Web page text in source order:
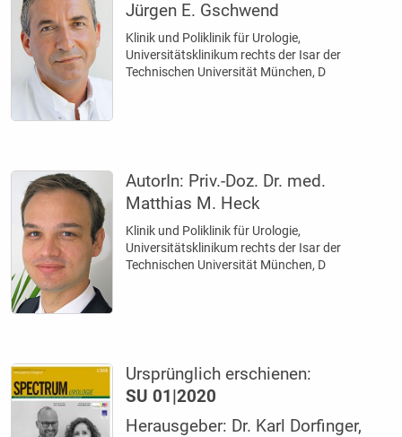
Jürgen E. Gschwend
Klinik und Poliklinik für Urologie,
Universitätsklinikum rechts der Isar der
Technischen Universität München, D
AutorIn: Priv.-Doz. Dr. med.
Matthias M. Heck
Klinik und Poliklinik für Urologie,
Universitätsklinikum rechts der Isar der
Technischen Universität München, D
Ursprünglich erschienen:
SU 01|2020
Herausgeber: Dr. Karl Dorfinger,